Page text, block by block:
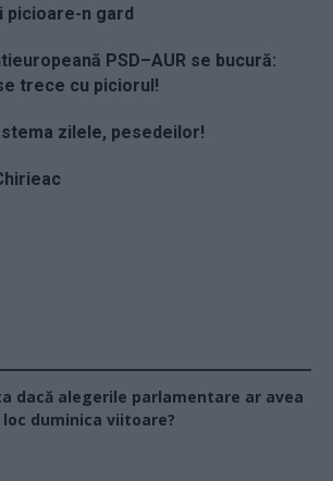
picioare-n gard
PSD–AUR se bucură:
trece cu piciorul!
zilele, pesedeilor!
dacă alegerile parlamentare ar avea
loc duminica viitoare?